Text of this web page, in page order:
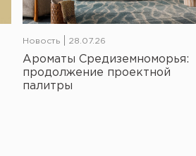
Новость 28.07.26
Ароматы Средиземноморья:
продолжение проектной
палитры